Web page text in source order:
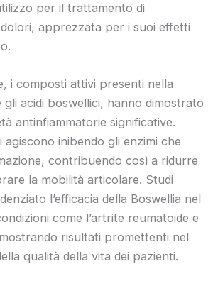
per il trattamento di
apprezzata per i suoi effetti
i composti attivi presenti nella
gli acidi boswellici, hanno dimostrato
antinfiammatorie significative.
agiscono inibendo gli enzimi che
contribuendo così a ridurre
la mobilità articolare. Studi
l’efficacia della Boswellia nel
come l’artrite reumatoide e
risultati promettenti nel
qualità della vita dei pazienti.